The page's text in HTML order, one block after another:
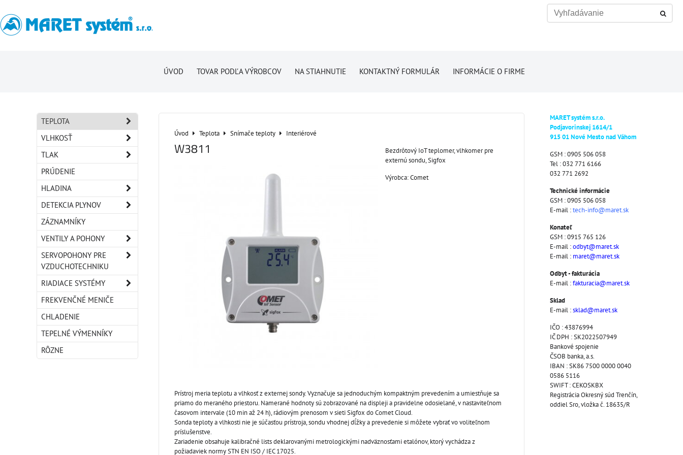
ÚVOD TOVAR PODĽA VÝROBCOV NA STIAHNUTIE KONTAKTNÝ FORMULÁR INFORMÁCIE O FIRME
Úvod Teplota Snímače teploty Interiérové
W3811
Bezdrôtový IoT teplomer, vlhkomer pre
externú sondu, Sigfox
Výrobca:Comet
Prístroj meria teplotu a vlhkosť z externej sondy. Vyznačuje sa jednoduchým kompaktným prevedením a umiestňuje sa
priamo do meraného priestoru. Namerané hodnoty sú zobrazované na displeji a pravidelne odosielané, v nastaviteľnom
časovom intervale (10 min až 24 h), rádiovým prenosom v sieti Sigfox do Comet Cloud.
Sonda teploty a vlhkosti nie je súčasťou prístroja, sondu vhodnej dĺžky a prevedenie si môžete vybrať vo voliteľnom
príslušenstve.
Zariadenie obsahuje kalibračné lists deklarovanými metrologickými nadväznosťami etalónov, ktorý vychádza z
požiadaviek normy STN EN ISO / IEC 17025.
TEPLOTA
VLHKOSŤ
TLAK
PRÚDENIE
HLADINA
DETEKCIA PLYNOV
ZÁZNAMNÍKY
VENTILY A POHONY
SERVOPOHONY PRE
VZDUCHOTECHNIKU
RIADIACE SYSTÉMY
FREKVENČNÉ MENIČE
CHLADENIE
TEPELNÉ VÝMENNÍKY
RÔZNE
MARET systém s.r.o.
Podjavorinskej 1614/1
915 01 Nové Mesto nad Váhom
GSM : 0905 506 058
Tel : 032 771 6166
032 771 2692
Technické informácie
GSM : 0905 506 058
E-mail :tech-info@maret.sk
Konateľ
GSM : 0915 765 126
E-mail :odbyt@maret.sk
E-mail : maret@maret.sk
Odbyt - fakturácia
E-mail :fakturacia@maret.sk
Sklad
E-mail :sklad@maret.sk
IČO : 43876994
IČ DPH : SK2022507949
Bankové spojenie
ČSOB banka, a.s.
IBAN : SK86 7500 0000 0040
0586 5116
SWIFT : CEKOSKBX
Registrácia Okresný súd Trenčín,
oddiel Sro, vložka č. 18635/R